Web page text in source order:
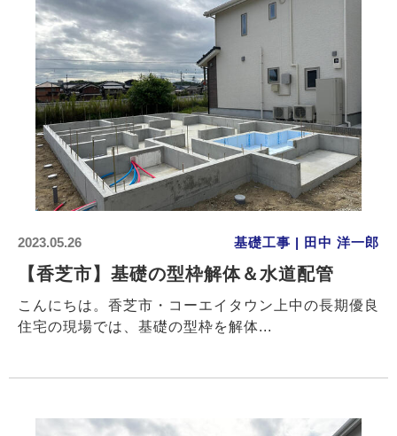
2023.05.26 基礎工事 | 田中 洋一郎
【香芝市】基礎の型枠解体＆水道配管
こんにちは。香芝市・コーエイタウン上中の長期優良
住宅の現場では、基礎の型枠を解体...